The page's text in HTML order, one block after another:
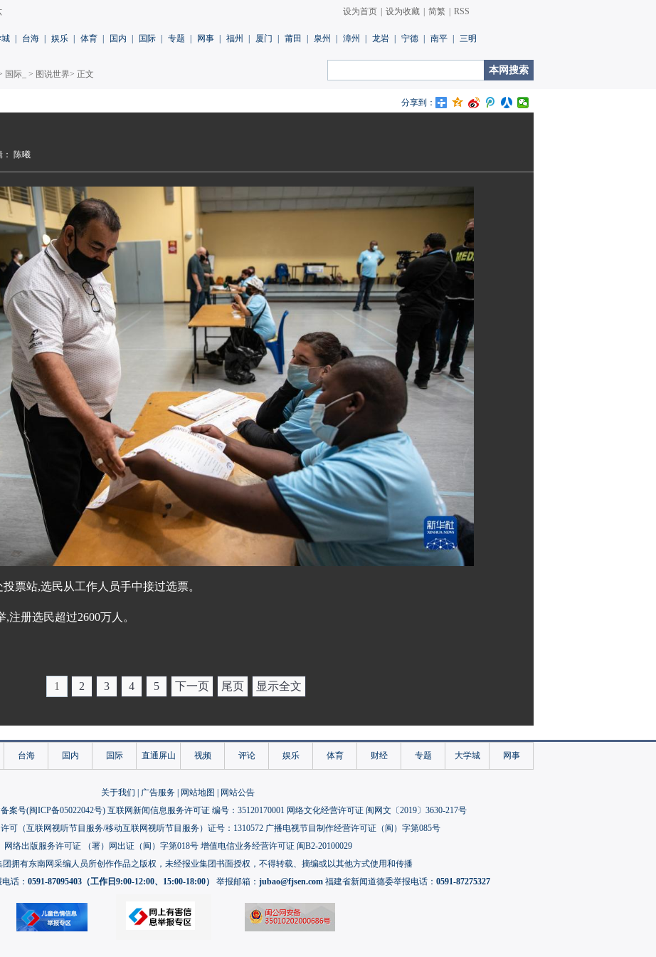
设为首页 设为收藏 简繁 RSS
台海 娱乐 体育 国内 国际 专题 网事 福州 厦门 莆田 泉州 漳州 龙岩 宁德 南平 三明
国际_ > 图说世界> 正文
分享到：
： 陈曦
票站,选民从工作人员手中接过选票。
注册选民超过2600万人。
1 2 3 4 5 下一页 尾页 显示全文
台海 国内 国际 直通屏山 视频 评论 娱乐 体育 财经 专题 大学城 网事
关于我们 广告服务 网站地图
网站公告
案号(闽ICP备05022042号) 互联网新闻信息服务许可证 编号：35120170001 网络文化经营许可证 闽网文〔2019〕3630-217号
可（互联网视听节目服务/移动互联网视听节目服务）证号：1310572 广播电视节目制作经营许可证（闽）字第085号
网络出版服务许可证 （署）网出证（闽）字第018号 增值电信业务经营许可证 闽B2-20100029
团拥有东南网采编人员所创作作品之版权，未经报业集团书面授权，不得转载、摘编或以其他方式使用和传播
话： 0591-87095403（工作日9:00-12:00、15:00-18:00） 举报邮箱： jubao@fjsen.com 福建省新闻道德委举报电话： 0591-87275327